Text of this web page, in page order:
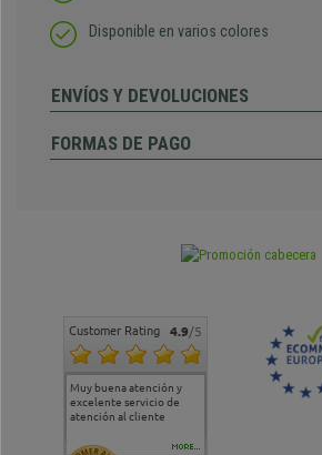
Disponible en varios colores
ENVÍOS Y DEVOLUCIONES
FORMAS DE PAGO
Customer Rating 4.9/5
Muy buena atención y
excelente servicio de
atención al cliente
Muy buena atención de
cara al asesoramiento
MORE...